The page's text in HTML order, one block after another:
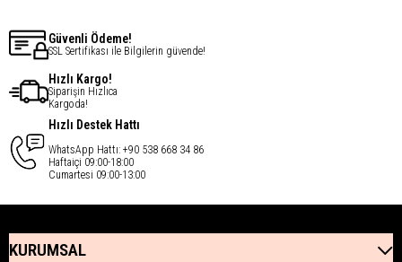
Güvenli Ödeme!
SSL Sertifikası ile Bilgilerin güvende!
Hızlı Kargo!
Siparişin Hızlıca
Kargoda!
Hızlı Destek Hattı
WhatsApp Hattı: +90 538 668 34 86
Haftaiçi 09:00-18:00
Cumartesi 09:00-13:00
KURUMSAL